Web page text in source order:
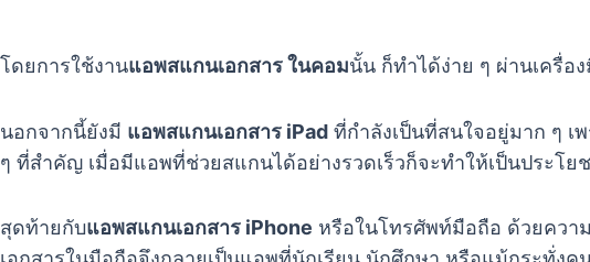
โดยการใช้งานแอพสแกนเอกสาร ในคอมนั้น ก็ทำได้ง่าย ๆ ผ่านเครื่อ
นอกจากนี้ยังมี แอพสแกนเอกสาร iPad ที่กำลังเป็นที่สนใจอยู่มาก ๆ เ
ๆ ที่สำคัญ เมื่อมีแอพที่ช่วยสแกนได้อย่างรวดเร็วก็จะทำให้เป็นประโย
สุดท้ายกับแอพสแกนเอกสาร iPhone หรือในโทรศัพท์มือถือ ด้วยควา